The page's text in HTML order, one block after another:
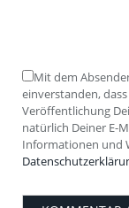
Mit dem
einverstanden,
Veröffentlichung
natürlich Deiner E-
Informationen und